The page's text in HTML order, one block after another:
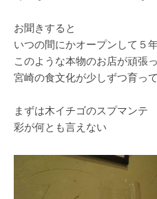
お聞きすると
いつの間にかオープンして５
このような本物のお店が頑張
宮崎の食文化が少しずつ育っ
まずは木イチゴのスプマンテ
彩が何とも言えない